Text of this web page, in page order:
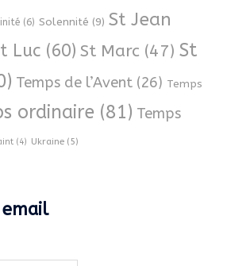
(6) Solennité (9) St Jean
Luc (60) St Marc (47) St
Temps de l’Avent (26) Temps
ordinaire (81) Temps
(4) Ukraine (5)
email